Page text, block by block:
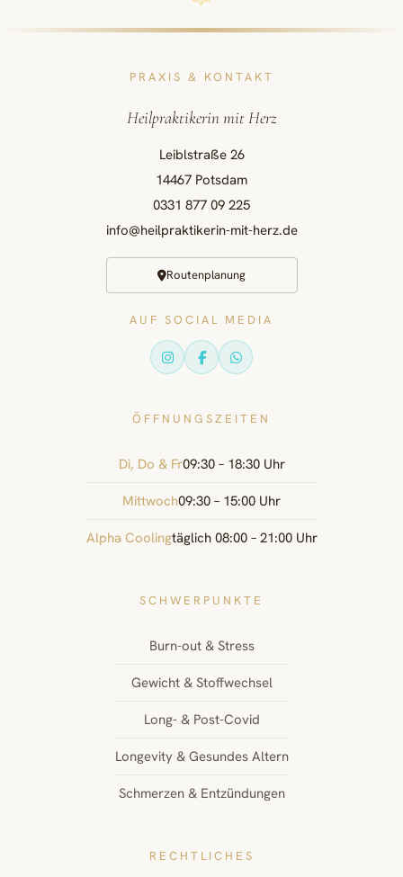
PRAXIS & KONTAKT
Heilpraktikerin mit Herz
Leiblstraße 26
14467 Potsdam
0331 877 09 225
info@heilpraktikerin-mit-herz.de
Routenplanung
AUF SOCIAL MEDIA
ÖFFNUNGSZEITEN
Di, Do & Fr09:30 – 18:30 Uhr
Mittwoch09:30 – 15:00 Uhr
Alpha Coolingtäglich 08:00 – 21:00 Uhr
SCHWERPUNKTE
Burn-out & Stress
Gewicht & Stoffwechsel
Long- & Post-Covid
Longevity & Gesundes Altern
Schmerzen & Entzündungen
RECHTLICHES